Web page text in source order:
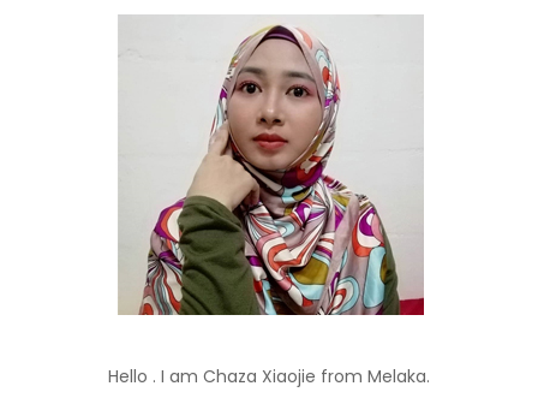
Hello . I am Chaza Xiaojie from Melaka.